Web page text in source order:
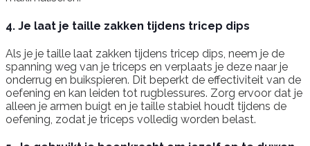
4. Je laat je taille zakken tijdens tricep dips
Als je je taille laat zakken tijdens tricep dips, neem je de
spanning weg van je triceps en verplaats je deze naar je
onderrug en buikspieren. Dit beperkt de effectiviteit van de
oefening en kan leiden tot rugblessures. Zorg ervoor dat je
alleen je armen buigt en je taille stabiel houdt tijdens de
oefening, zodat je triceps volledig worden belast.